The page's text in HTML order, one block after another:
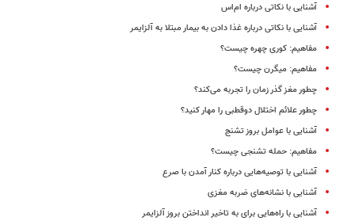
آشنایی با نکاتی درباره ام‌‌اس
آشنایی با نکاتی درباره غذا دادن به بیمار مبتلا به آلزایمر
مفاهیم: کوری چهره چیست؟
مفاهیم: میگرن چیست؟
چطور مغز گذر زمان را تجربه می‌کند؟
چطور علائم اختلال دوقطبی را مهار کنید؟
آشنایی با عوامل بروز تشنج
مفاهیم:‌ حمله تشنجی چیست؟
آشنایی با توصیه‌هایی درباره کنار آمدن با صرع
آشنایی با نشانه‌‌های ضربه‌ مغزی
آشنایی با راه‌هایی برای به تاخیر انداختن بروز آلزایمر